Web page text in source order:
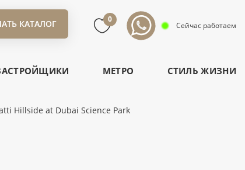
КАТАЛОГ 0
Сейчас работаем
МЕТРО СТИЛЬ ЖИЗНИ
Hillside at Dubai Science Park